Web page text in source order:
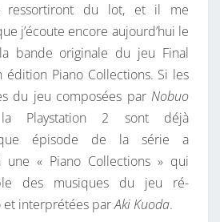
N
A
L
F
A
N
T
A
S
Y
ressortiront du lot, et il me
j’écoute encore aujourd’hui le
bande originale du jeu Final
édition Piano Collections. Si les
du jeu composées par Nobuo
Playstation 2 sont déjà
épisode de la série a
une « Piano Collections » qui
des musiques du jeu ré-
et interprétées parAki Kuoda.